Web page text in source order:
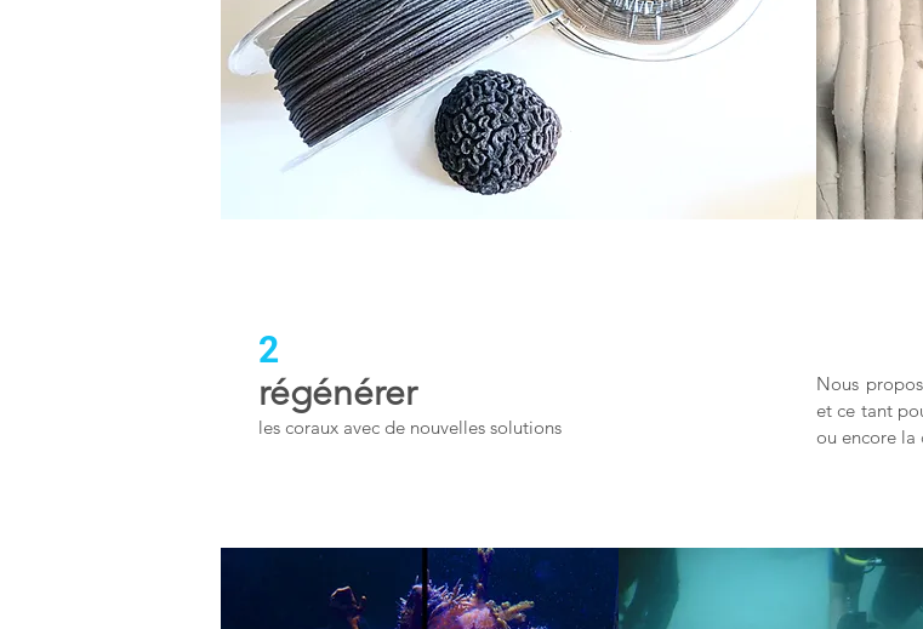
2
régénérer
les coraux avec de nouvelles solutions
Nous
et ce tant
ou encore